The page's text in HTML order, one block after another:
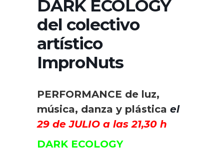
DARK ECOLOGY
del colectivo
artístico
ImproNuts
PERFORMANCE de luz,
música, danza y plástica el
29 de JULIO a las 21,30 h
DARK ECOLOGY